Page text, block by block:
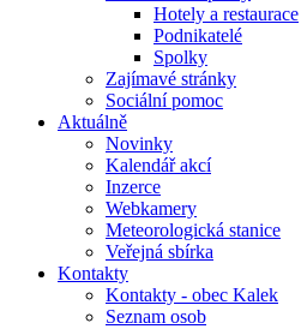
Hotely a restaurace
Podnikatelé
Spolky
Zajímavé stránky
Sociální pomoc
Aktuálně
Novinky
Kalendář akcí
Inzerce
Webkamery
Meteorologická stanice
Veřejná sbírka
Kontakty
Kontakty - obec Kalek
Seznam osob